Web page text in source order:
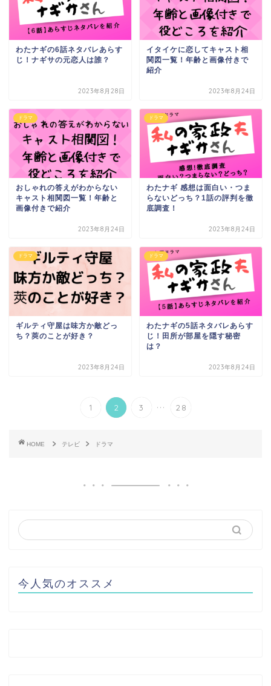
わたナギの6話ネタバレあらす
じ！ナギサの元恋人は誰？
2023年8月28日
イタイケに恋してキャスト相
関図一覧！年齢と画像付きで
紹介
2023年8月24日
ドラマ
おしゃれの答えがわからない
キャスト相関図一覧！年齢と
画像付きで紹介
2023年8月24日
ドラマ
わたナギ 感想は面白い・つま
らないどっち？1話の評判を徹
底調査！
2023年8月24日
ドラマ
ギルティ守屋は味方か敵どっ
ち？莢のことが好き？
2023年8月24日
ドラマ
わたナギの5話ネタバレあらす
じ！田所が部屋を隠す秘密
は？
2023年8月24日
1 2 3 ... 28
HOME テレビ ドラマ
今人気のオススメ